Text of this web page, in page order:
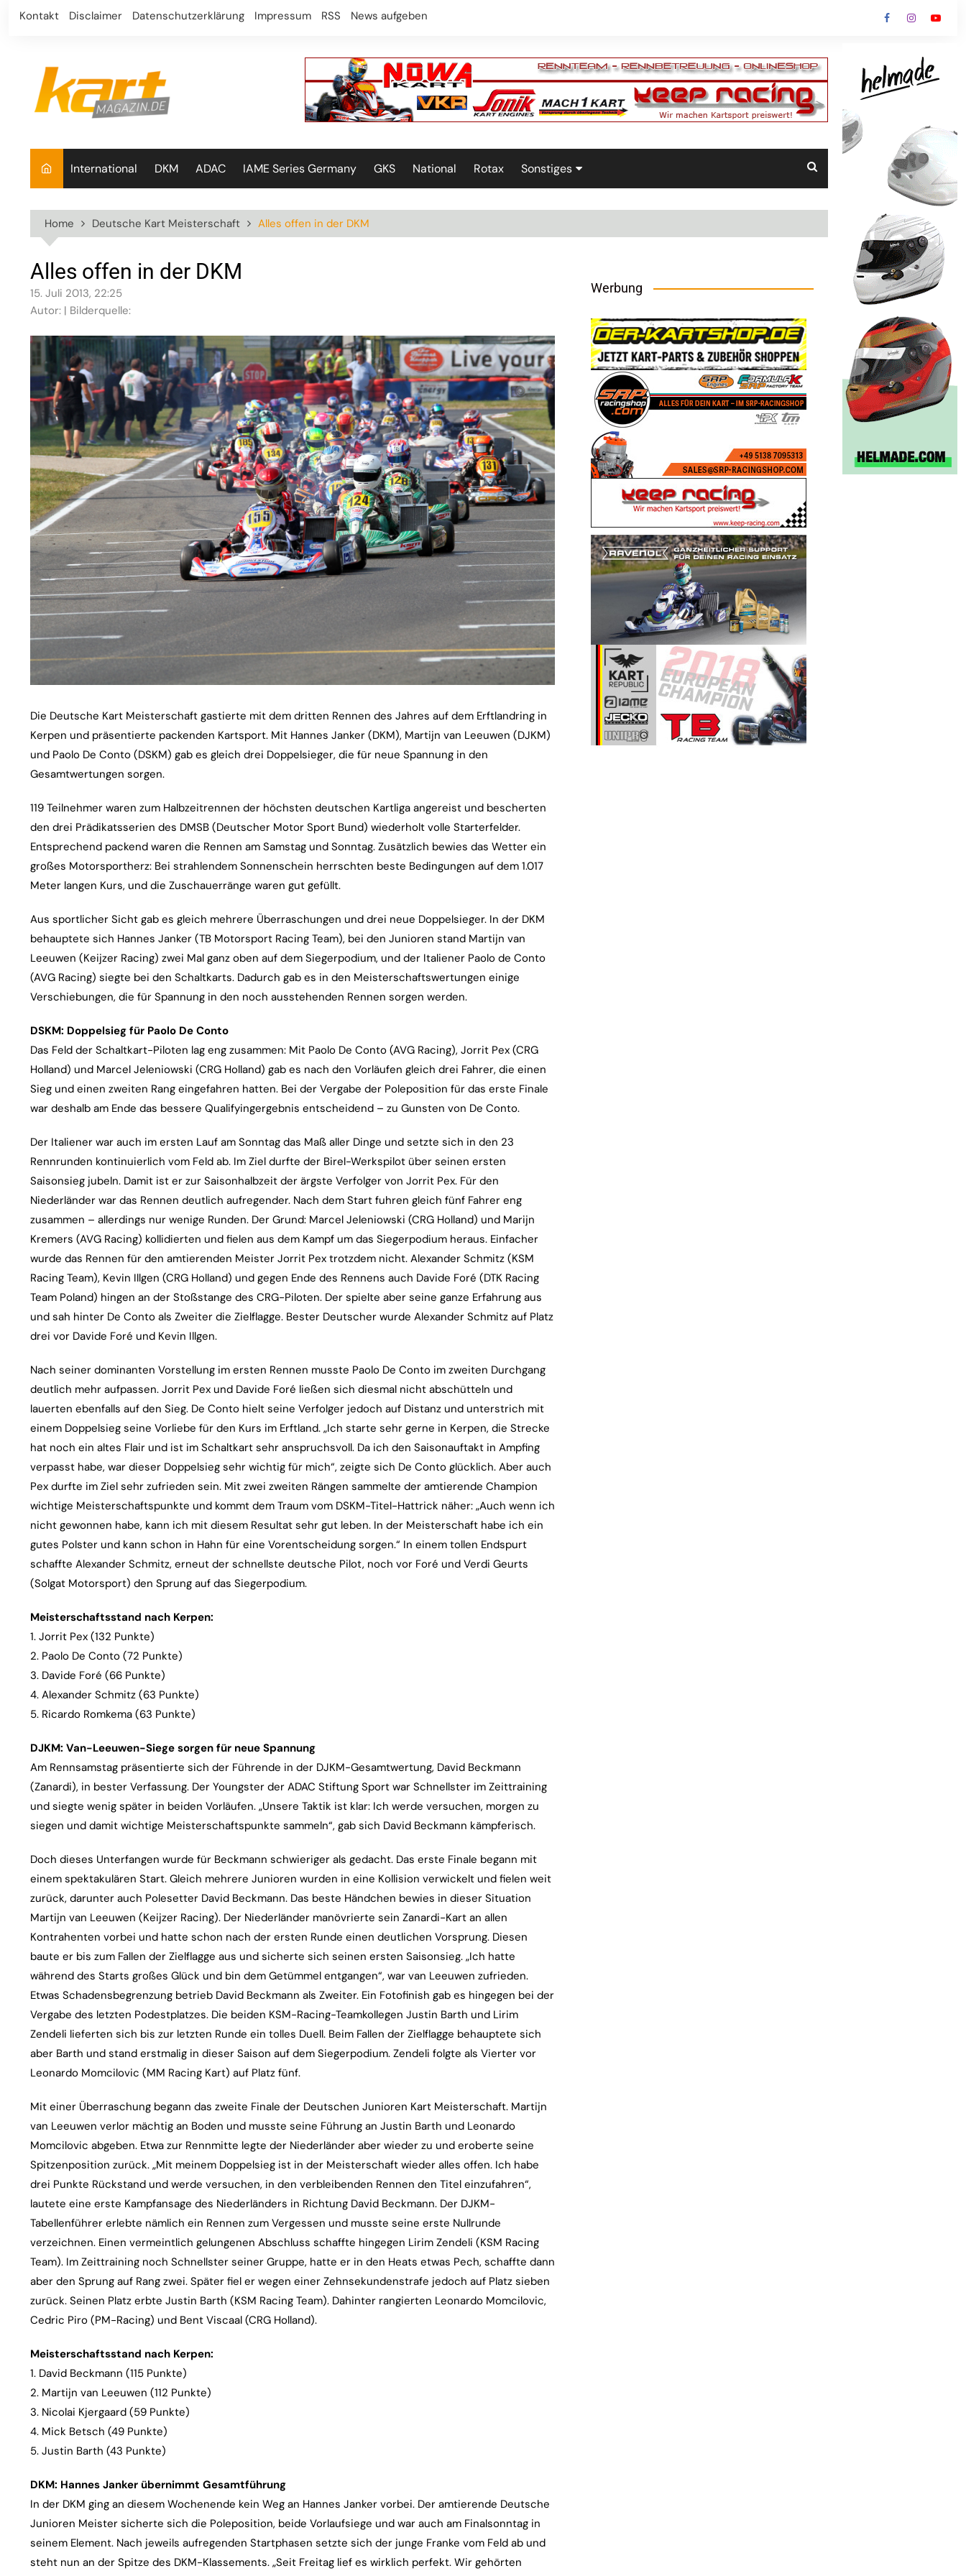
Skip
Kontakt Disclaimer Datenschutzerklärung Impressum RSS News aufgeben
International DKM ADAC IAME Series Germany GKS National Rotax Sonstiges
Home Deutsche Kart Meisterschaft Alles offen in der DKM
Alles offen in der DKM
15. Juli 2013, 22:25
Autor: | Bilderquelle:
Die Deutsche Kart Meisterschaft gastierte mit dem dritten Rennen des Jahres auf dem Erftlandring in
Kerpen und präsentierte packenden Kartsport. Mit Hannes Janker (DKM), Martijn van Leeuwen (DJKM)
und Paolo De Conto (DSKM) gab es gleich drei Doppelsieger, die für neue Spannung in den
Gesamtwertungen sorgen.
119 Teilnehmer waren zum Halbzeitrennen der höchsten deutschen Kartliga angereist und bescherten
den drei Prädikatsserien des DMSB (Deutscher Motor Sport Bund) wiederholt volle Starterfelder.
Entsprechend packend waren die Rennen am Samstag und Sonntag. Zusätzlich bewies das Wetter ein
großes Motorsportherz: Bei strahlendem Sonnenschein herrschten beste Bedingungen auf dem 1.017
Meter langen Kurs, und die Zuschauerränge waren gut gefüllt.
Aus sportlicher Sicht gab es gleich mehrere Überraschungen und drei neue Doppelsieger. In der DKM
behauptete sich Hannes Janker (TB Motorsport Racing Team), bei den Junioren stand Martijn van
Leeuwen (Keijzer Racing) zwei Mal ganz oben auf dem Siegerpodium, und der Italiener Paolo de Conto
(AVG Racing) siegte bei den Schaltkarts. Dadurch gab es in den Meisterschaftswertungen einige
Verschiebungen, die für Spannung in den noch ausstehenden Rennen sorgen werden.
DSKM: Doppelsieg für Paolo De Conto
Das Feld der Schaltkart-Piloten lag eng zusammen: Mit Paolo De Conto (AVG Racing), Jorrit Pex (CRG
Holland) und Marcel Jeleniowski (CRG Holland) gab es nach den Vorläufen gleich drei Fahrer, die einen
Sieg und einen zweiten Rang eingefahren hatten. Bei der Vergabe der Poleposition für das erste Finale
war deshalb am Ende das bessere Qualifyingergebnis entscheidend – zu Gunsten von De Conto.
Der Italiener war auch im ersten Lauf am Sonntag das Maß aller Dinge und setzte sich in den 23
Rennrunden kontinuierlich vom Feld ab. Im Ziel durfte der Birel-Werkspilot über seinen ersten
Saisonsieg jubeln. Damit ist er zur Saisonhalbzeit der ärgste Verfolger von Jorrit Pex. Für den
Niederländer war das Rennen deutlich aufregender. Nach dem Start fuhren gleich fünf Fahrer eng
zusammen – allerdings nur wenige Runden. Der Grund: Marcel Jeleniowski (CRG Holland) und Marijn
Kremers (AVG Racing) kollidierten und fielen aus dem Kampf um das Siegerpodium heraus. Einfacher
wurde das Rennen für den amtierenden Meister Jorrit Pex trotzdem nicht. Alexander Schmitz (KSM
Racing Team), Kevin Illgen (CRG Holland) und gegen Ende des Rennens auch Davide Foré (DTK Racing
Team Poland) hingen an der Stoßstange des CRG-Piloten. Der spielte aber seine ganze Erfahrung aus
und sah hinter De Conto als Zweiter die Zielflagge. Bester Deutscher wurde Alexander Schmitz auf Platz
drei vor Davide Foré und Kevin Illgen.
Nach seiner dominanten Vorstellung im ersten Rennen musste Paolo De Conto im zweiten Durchgang
deutlich mehr aufpassen. Jorrit Pex und Davide Foré ließen sich diesmal nicht abschütteln und
lauerten ebenfalls auf den Sieg. De Conto hielt seine Verfolger jedoch auf Distanz und unterstrich mit
einem Doppelsieg seine Vorliebe für den Kurs im Erftland. „Ich starte sehr gerne in Kerpen, die Strecke
hat noch ein altes Flair und ist im Schaltkart sehr anspruchsvoll. Da ich den Saisonauftakt in Ampfing
verpasst habe, war dieser Doppelsieg sehr wichtig für mich“, zeigte sich De Conto glücklich. Aber auch
Pex durfte im Ziel sehr zufrieden sein. Mit zwei zweiten Rängen sammelte der amtierende Champion
wichtige Meisterschaftspunkte und kommt dem Traum vom DSKM-Titel-Hattrick näher: „Auch wenn ich
nicht gewonnen habe, kann ich mit diesem Resultat sehr gut leben. In der Meisterschaft habe ich ein
gutes Polster und kann schon in Hahn für eine Vorentscheidung sorgen.“ In einem tollen Endspurt
schaffte Alexander Schmitz, erneut der schnellste deutsche Pilot, noch vor Foré und Verdi Geurts
(Solgat Motorsport) den Sprung auf das Siegerpodium.
Meisterschaftsstand nach Kerpen:
1. Jorrit Pex (132 Punkte)
2. Paolo De Conto (72 Punkte)
3. Davide Foré (66 Punkte)
4. Alexander Schmitz (63 Punkte)
5. Ricardo Romkema (63 Punkte)
DJKM: Van-Leeuwen-Siege sorgen für neue Spannung
Am Rennsamstag präsentierte sich der Führende in der DJKM-Gesamtwertung, David Beckmann
(Zanardi), in bester Verfassung. Der Youngster der ADAC Stiftung Sport war Schnellster im Zeittraining
und siegte wenig später in beiden Vorläufen. „Unsere Taktik ist klar: Ich werde versuchen, morgen zu
siegen und damit wichtige Meisterschaftspunkte sammeln“, gab sich David Beckmann kämpferisch.
Doch dieses Unterfangen wurde für Beckmann schwieriger als gedacht. Das erste Finale begann mit
einem spektakulären Start. Gleich mehrere Junioren wurden in eine Kollision verwickelt und fielen weit
zurück, darunter auch Polesetter David Beckmann. Das beste Händchen bewies in dieser Situation
Martijn van Leeuwen (Keijzer Racing). Der Niederländer manövrierte sein Zanardi-Kart an allen
Kontrahenten vorbei und hatte schon nach der ersten Runde einen deutlichen Vorsprung. Diesen
baute er bis zum Fallen der Zielflagge aus und sicherte sich seinen ersten Saisonsieg. „Ich hatte
während des Starts großes Glück und bin dem Getümmel entgangen“, war van Leeuwen zufrieden.
Etwas Schadensbegrenzung betrieb David Beckmann als Zweiter. Ein Fotofinish gab es hingegen bei der
Vergabe des letzten Podestplatzes. Die beiden KSM-Racing-Teamkollegen Justin Barth und Lirim
Zendeli lieferten sich bis zur letzten Runde ein tolles Duell. Beim Fallen der Zielflagge behauptete sich
aber Barth und stand erstmalig in dieser Saison auf dem Siegerpodium. Zendeli folgte als Vierter vor
Leonardo Momcilovic (MM Racing Kart) auf Platz fünf.
Mit einer Überraschung begann das zweite Finale der Deutschen Junioren Kart Meisterschaft. Martijn
van Leeuwen verlor mächtig an Boden und musste seine Führung an Justin Barth und Leonardo
Momcilovic abgeben. Etwa zur Rennmitte legte der Niederländer aber wieder zu und eroberte seine
Spitzenposition zurück. „Mit meinem Doppelsieg ist in der Meisterschaft wieder alles offen. Ich habe
drei Punkte Rückstand und werde versuchen, in den verbleibenden Rennen den Titel einzufahren“,
lautete eine erste Kampfansage des Niederländers in Richtung David Beckmann. Der DJKM-
Tabellenführer erlebte nämlich ein Rennen zum Vergessen und musste seine erste Nullrunde
verzeichnen. Einen vermeintlich gelungenen Abschluss schaffte hingegen Lirim Zendeli (KSM Racing
Team). Im Zeittraining noch Schnellster seiner Gruppe, hatte er in den Heats etwas Pech, schaffte dann
aber den Sprung auf Rang zwei. Später fiel er wegen einer Zehnsekundenstrafe jedoch auf Platz sieben
zurück. Seinen Platz erbte Justin Barth (KSM Racing Team). Dahinter rangierten Leonardo Momcilovic,
Cedric Piro (PM-Racing) und Bent Viscaal (CRG Holland).
Meisterschaftsstand nach Kerpen:
1. David Beckmann (115 Punkte)
2. Martijn van Leeuwen (112 Punkte)
3. Nicolai Kjergaard (59 Punkte)
4. Mick Betsch (49 Punkte)
5. Justin Barth (43 Punkte)
DKM: Hannes Janker übernimmt Gesamtführung
In der DKM ging an diesem Wochenende kein Weg an Hannes Janker vorbei. Der amtierende Deutsche
Junioren Meister sicherte sich die Poleposition, beide Vorlaufsiege und war auch am Finalsonntag in
seinem Element. Nach jeweils aufregenden Startphasen setzte sich der junge Franke vom Feld ab und
steht nun an der Spitze des DKM-Klassements. „Seit Freitag lief es wirklich perfekt. Wir gehörten
Werbung